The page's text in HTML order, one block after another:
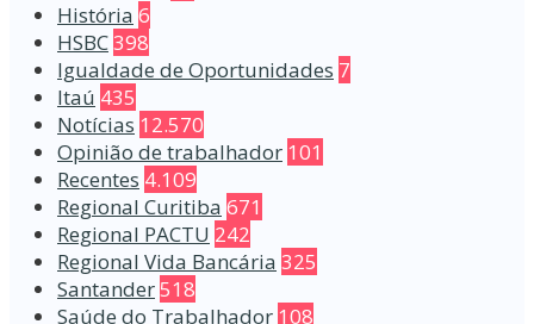
História 6
HSBC398
Igualdade de Oportunidades 7
Itaú 435
Notícias 12.570
Opinião de trabalhador 101
Recentes 4.109
Regional Curitiba 671
Regional PACTU 242
Regional Vida Bancária 325
Santander518
Saúde do Trabalhador 108